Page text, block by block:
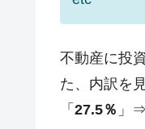
不動産に投
た、内訳を
「 27.5％ 」